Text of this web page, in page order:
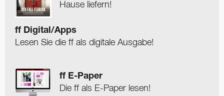
Hause liefern!
ff Digital/Apps
Lesen Sie die ff als digitale Ausgabe!
ff E-Paper
Die ff als E-Paper lesen!